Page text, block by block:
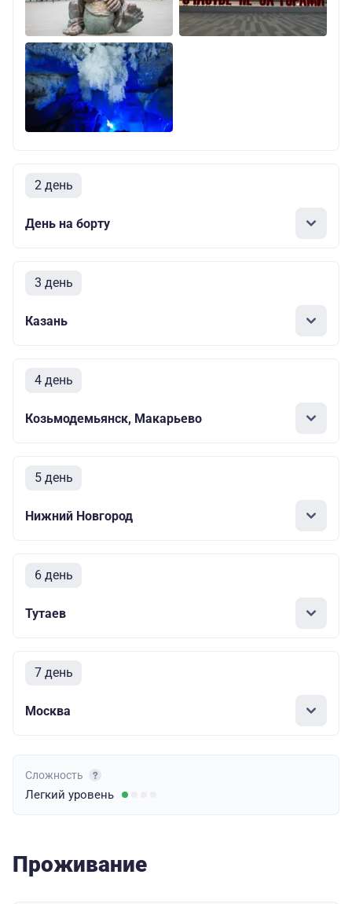
2 день
День на борту
3 день
Казань
4 день
Козьмодемьянск, Макарьево
5 день
Нижний Новгород
6 день
Тутаев
7 день
Москва
Сложность
Легкий уровень
Проживание